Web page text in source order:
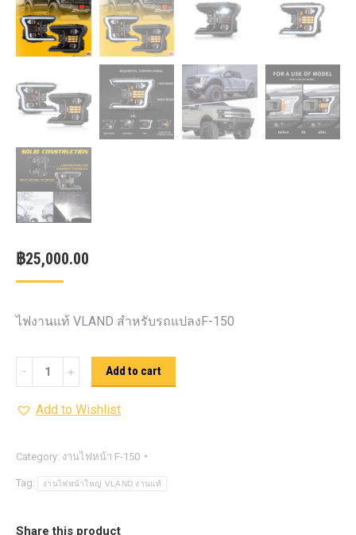
฿25,000.00
ไฟงานแท้ VLAND สำหรับรถแปลงF-150
หน้า
ใหญ่
งาน
แท้
Add to cart
Add to Wishlist
Category: งานไฟหน้า F-150
Tag: งานไฟหน้าใหญ่ VLAND งานแท้
Share this product